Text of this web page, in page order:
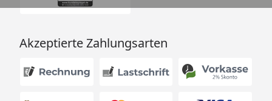
Akzeptierte Zahlungsarten